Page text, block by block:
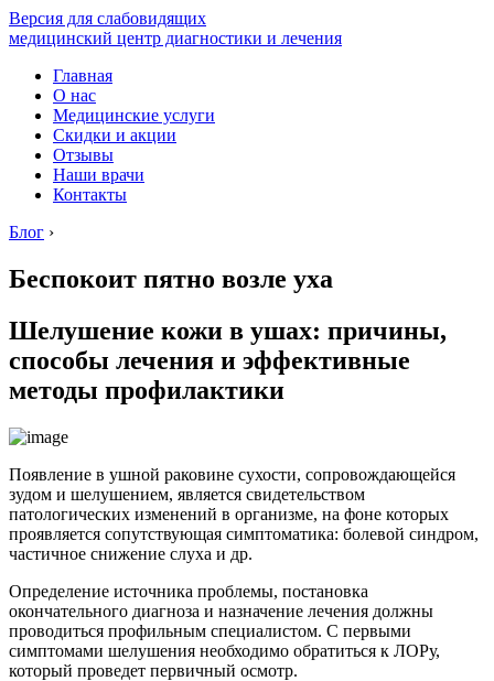
Версия для слабовидящих
медицинский центр диагностики и лечения
Главная
О нас
Медицинские услуги
Скидки и акции
Отзывы
Наши врачи
Контакты
Блог ›
Беспокоит пятно возле уха
Шелушение кожи в ушах: причины,
способы лечения и эффективные
методы профилактики
Появление в ушной раковине сухости, сопровождающейся
зудом и шелушением, является свидетельством
патологических изменений в организме, на фоне которых
проявляется сопутствующая симптоматика: болевой синдром,
частичное снижение слуха и др.
Определение источника проблемы, постановка
окончательного диагноза и назначение лечения должны
проводиться профильным специалистом. С первыми
симптомами шелушения необходимо обратиться к ЛОРу,
который проведет первичный осмотр.